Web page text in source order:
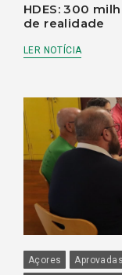
HDES: 300
de realidade
LER NOTÍCIA
Açores Aprovadas